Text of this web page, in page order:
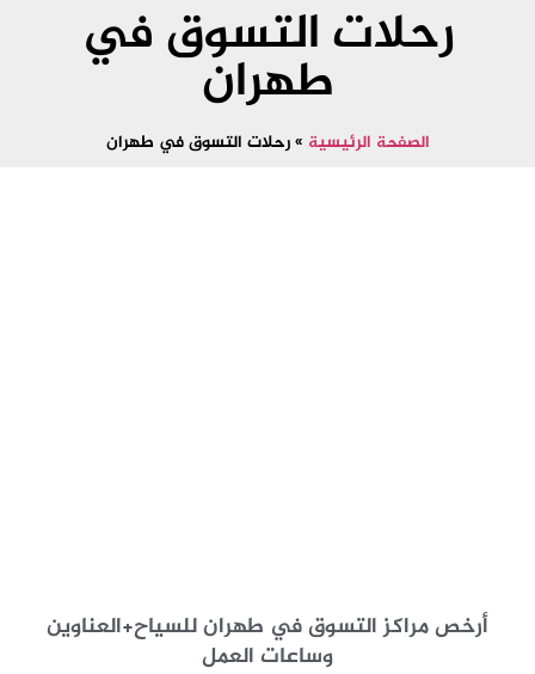
رحلات التسوق في
طهران
الصفحة الرئيسية »رحلات التسوق في طهران
أرخص مراكز التسوق في طهران للسياح+العناوین
وساعات العمل